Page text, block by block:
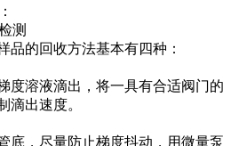
测
的回收方法基本有四种：
溶液滴出，将一具有合适阀门的
滴出速度。
，尽量防止梯度抖动，用微量泵